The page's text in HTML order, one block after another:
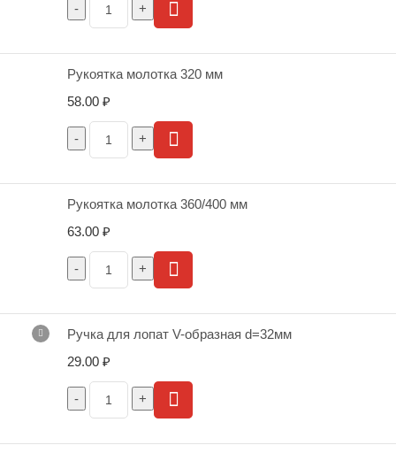
Рукоятка молотка 320 мм
58.00 ₽
Рукоятка молотка 360/400 мм
63.00 ₽
Ручка для лопат V-образная d=32мм
29.00 ₽